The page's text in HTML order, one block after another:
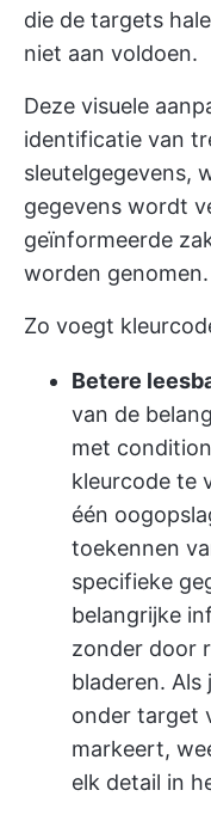
die de targets
niet aan voldoen.
Deze visuele
identificatie van
sleutelgegevens,
gegevens wordt
geïnformeerde
worden genomen.
Zo voegt
Betere
van de
met
kleurcode te
één
toekennen
specifieke
belangrijke
zonder door
bladeren. Als
onder target
markeert,
elk detail in